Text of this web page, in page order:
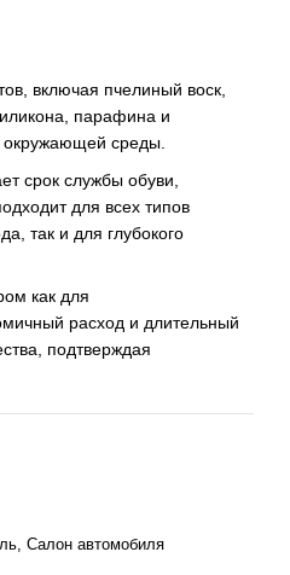
включая пчелиный воск,
парафина и
окружающей среды.
срок службы обуви,
для всех типов
так и для глубокого
как для
расход и длительный
подтверждая
Салон автомобиля